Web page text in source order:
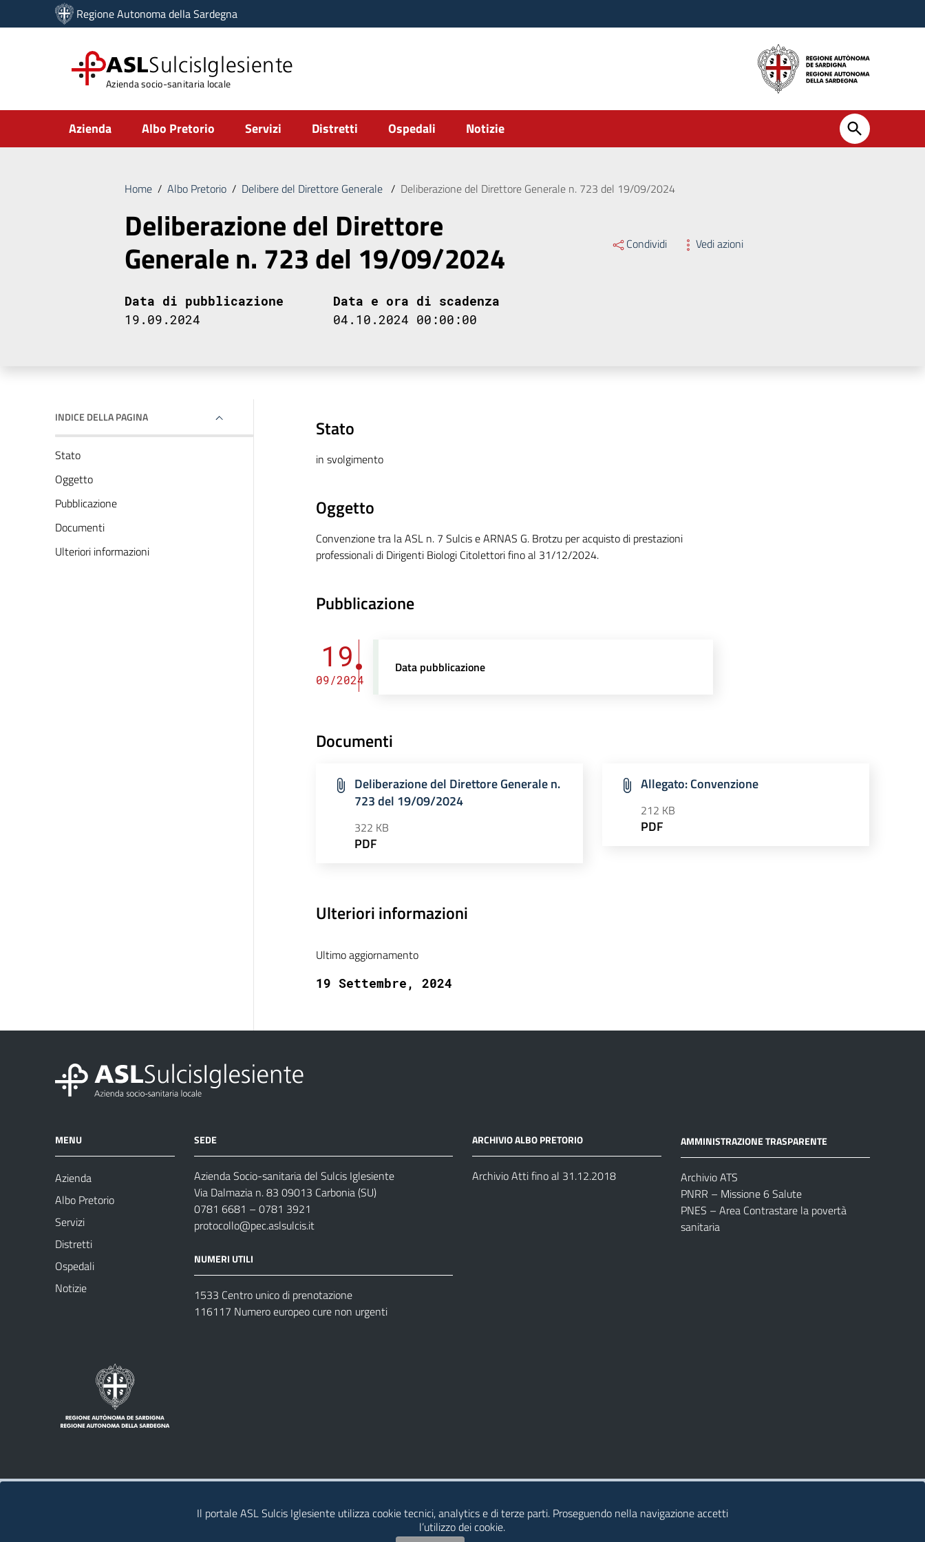
Vai ai contenuti
Vai al menu di navigazione
Regione Autonoma della Sardegna
ASLSulcisIglesiente
Azienda socio-sanitaria locale
Submenu
Azienda Albo Pretorio Servizi Distretti Ospedali Notizie
Home / Albo Pretorio / Delibere del Direttore Generale / Deliberazione del Direttore Generale n. 723 del 19/09/2024
Deliberazione del Direttore
Generale n. 723 del 19/09/2024 Condividi Vedi azioni
Data di pubblicazione
19.09.2024
Data e ora di scadenza
04.10.2024 00:00:00
INDICE DELLA PAGINA
Stato
Oggetto
Pubblicazione
Documenti
Ulteriori informazioni
Stato
in svolgimento
Oggetto
Convenzione tra la ASL n. 7 Sulcis e ARNAS G. Brotzu per acquisto di prestazioni
professionali di Dirigenti Biologi Citolettori fino al 31/12/2024.
Pubblicazione
19
09/2024
Data pubblicazione
Documenti
Deliberazione del Direttore Generale n.
723 del 19/09/2024
322 KB
PDF
Allegato: Convenzione
212 KB
PDF
Ulteriori informazioni
Ultimo aggiornamento
19 Settembre, 2024
MENU
Azienda
Albo Pretorio
Servizi
Distretti
Ospedali
Notizie
SEDE
Azienda Socio-sanitaria del Sulcis Iglesiente
Via Dalmazia n. 83 09013 Carbonia (SU)
0781 6681 – 0781 3921
protocollo@pec.aslsulcis.it
NUMERI UTILI
1533 Centro unico di prenotazione
116117 Numero europeo cure non urgenti
ARCHIVIO ALBO PRETORIO
Archivio Atti fino al 31.12.2018
AMMINISTRAZIONE TRASPARENTE
Archivio ATS
PNRR – Missione 6 Salute
PNES – Area Contrastare la povertà
sanitaria
Il portale ASL Sulcis Iglesiente utilizza cookie tecnici, analytics e di terze parti. Proseguendo nella navigazione accetti
l’utilizzo dei cookie.